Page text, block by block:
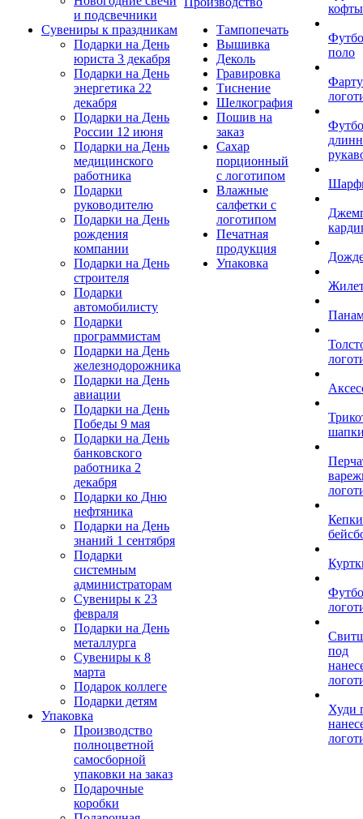
и подсвечники
Сувениры к праздникам
Подарки на День
юриста 3 декабря
Подарки на День
энергетика 22
декабря
Подарки на День
России 12 июня
Подарки на День
медицинского
работника
Подарки
руководителю
Подарки на День
рождения
компании
Подарки на День
строителя
Подарки
автомобилисту
Подарки
программистам
Подарки на День
железнодорожника
Подарки на День
авиации
Подарки на День
Победы 9 мая
Подарки на День
банковского
работника 2
декабря
Подарки ко Дню
нефтяника
Подарки на День
знаний 1 сентября
Подарки
системным
администраторам
Сувениры к 23
февраля
Подарки на День
металлурга
Сувениры к 8
марта
Подарок коллеге
Подарки детям
Упаковка
Производство
полноцветной
самосборной
упаковки на заказ
Подарочные
коробки
Тампопечать
Вышивка
Деколь
Гравировка
Тиснение
Шелкография
Пошив на
заказ
Сахар
порционный
с логотипом
Влажные
салфетки с
логотипом
Печатная
продукция
Упаковка
кофты
поло
под
Худи